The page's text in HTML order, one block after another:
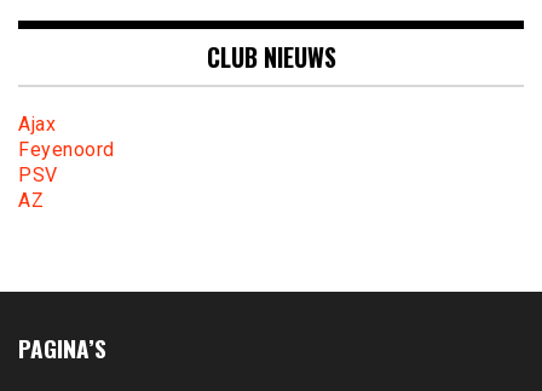
CLUB NIEUWS
Ajax
Feyenoord
PSV
AZ
PAGINA’S